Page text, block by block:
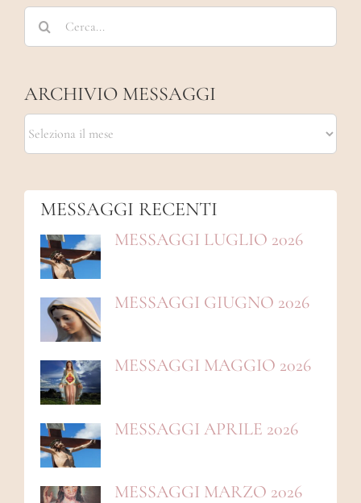
Cerca
per:
ARCHIVIO MESSAGGI
ARCHIVIO
MESSAGGI
MESSAGGI RECENTI
MESSAGGI LUGLIO 2026
MESSAGGI GIUGNO 2026
MESSAGGI MAGGIO 2026
MESSAGGI APRILE 2026
MESSAGGI MARZO 2026